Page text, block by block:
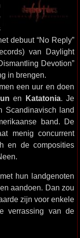
debuut “No Reply”
van Daylight
Devotion”
in brengen.
een uur en doen
en Katatonia. Je
Scandinavisch land
band. De
menig concurrent
en de composities
hun landgenoten
aandoen. Dan zou
zijn voor enkele
verrassing van de